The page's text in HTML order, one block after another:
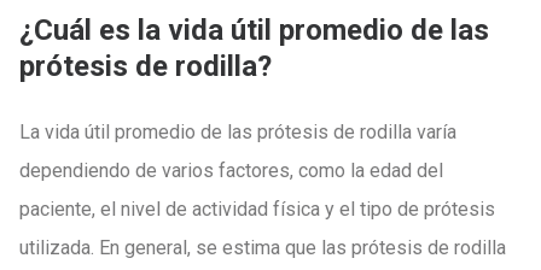
¿Cuál es la vida útil promedio de las
prótesis de rodilla?
La vida útil promedio de las prótesis de rodilla varía
dependiendo de varios factores, como la edad del
paciente, el nivel de actividad física y el tipo de prótesis
utilizada. En general, se estima que las prótesis de rodilla